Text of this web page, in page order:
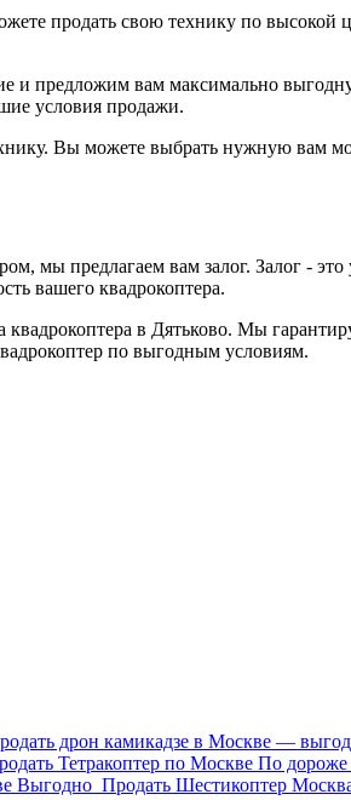
продать свою технику по
и предложим вам максимально
условия продажи.
Вы можете выбрать нужную вам
мы предлагаем вам залог. Залог -
вашего квадрокоптера.
в Дятьково. Мы
по выгодным условиям.
дрон камикадзе в Москве —
Тетракоптер по Москве По дороже
Выгодно Продать Шестикоптер